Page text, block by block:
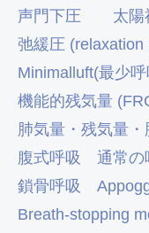
声門下圧
太陽
弛緩圧 (relaxation
Minimalluft(最少
機能的残気量
肺気量・残気量・
腹式呼吸
通常の
鎖骨呼吸
Breath-stopping